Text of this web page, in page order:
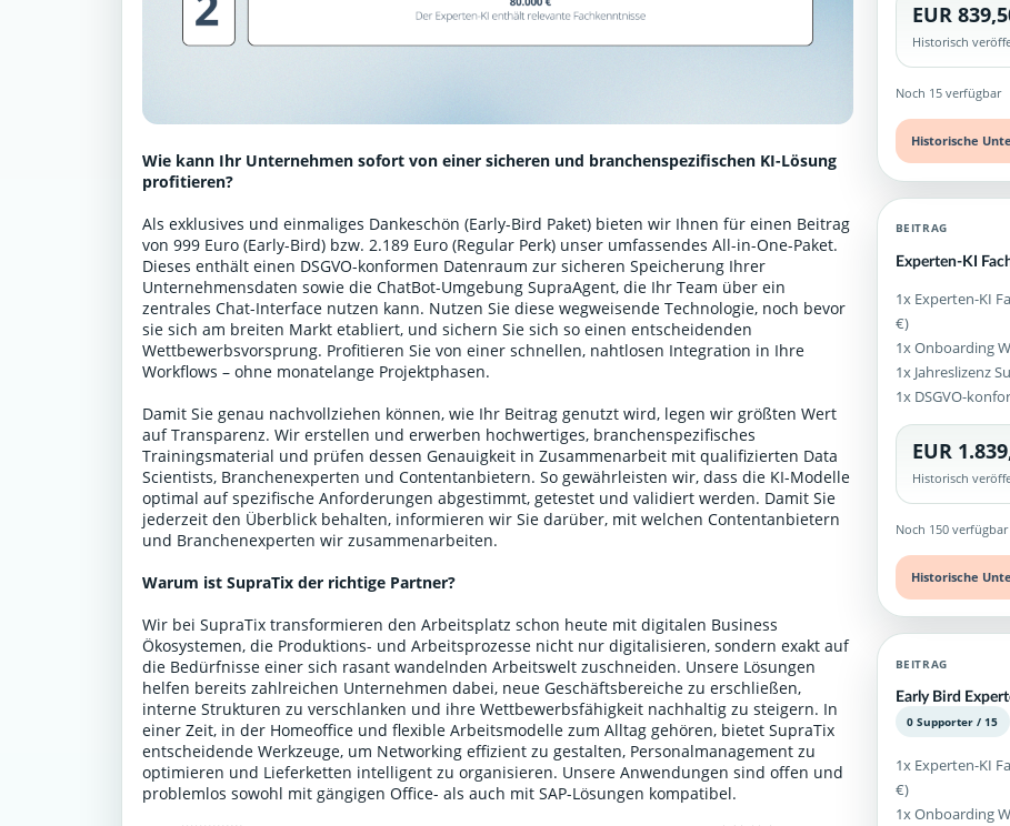
Wie kann Ihr Unternehmen sofort von einer sicheren und branchenspezifischen KI-Lösung
profitieren?
Als exklusives und einmaliges Dankeschön (Early-Bird Paket) bieten wir Ihnen für einen Beitrag
von 999 Euro (Early-Bird) bzw. 2.189 Euro (Regular Perk) unser umfassendes All-in-One-Paket.
Dieses enthält einen DSGVO-konformen Datenraum zur sicheren Speicherung Ihrer
Unternehmensdaten sowie die ChatBot-Umgebung SupraAgent, die Ihr Team über ein
zentrales Chat-Interface nutzen kann. Nutzen Sie diese wegweisende Technologie, noch bevor
sie sich am breiten Markt etabliert, und sichern Sie sich so einen entscheidenden
Wettbewerbsvorsprung. Profitieren Sie von einer schnellen, nahtlosen Integration in Ihre
Workflows – ohne monatelange Projektphasen.
Damit Sie genau nachvollziehen können, wie Ihr Beitrag genutzt wird, legen wir größten Wert
auf Transparenz. Wir erstellen und erwerben hochwertiges, branchenspezifisches
Trainingsmaterial und prüfen dessen Genauigkeit in Zusammenarbeit mit qualifizierten Data
Scientists, Branchenexperten und Contentanbietern. So gewährleisten wir, dass die KI-Modelle
optimal auf spezifische Anforderungen abgestimmt, getestet und validiert werden. Damit Sie
jederzeit den Überblick behalten, informieren wir Sie darüber, mit welchen Contentanbietern
und Branchenexperten wir zusammenarbeiten.
Warum ist SupraTix der richtige Partner?
Wir bei SupraTix transformieren den Arbeitsplatz schon heute mit digitalen Business
Ökosystemen, die Produktions- und Arbeitsprozesse nicht nur digitalisieren, sondern exakt auf
die Bedürfnisse einer sich rasant wandelnden Arbeitswelt zuschneiden. Unsere Lösungen
helfen bereits zahlreichen Unternehmen dabei, neue Geschäftsbereiche zu erschließen,
interne Strukturen zu verschlanken und ihre Wettbewerbsfähigkeit nachhaltig zu steigern. In
einer Zeit, in der Homeoffice und flexible Arbeitsmodelle zum Alltag gehören, bietet SupraTix
entscheidende Werkzeuge, um Networking effizient zu gestalten, Personalmanagement zu
optimieren und Lieferketten intelligent zu organisieren. Unsere Anwendungen sind offen und
problemlos sowohl mit gängigen Office- als auch mit SAP-Lösungen kompatibel.
EUR
Historisch
Noch 15 verfügbar
Historische
BEITRAG
Experten-KI
1x Experten-KI
€)
1x Onboarding
1x Jahreslizenz
1x DSGVO-
EUR
Historisch
Noch 150 verfügbar
Historische
BEITRAG
Early Bird
0 Supporter / 15
1x Experten-KI
€)
1x Onboarding